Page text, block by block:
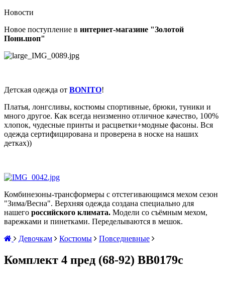
Новости
Новое поступление в интернет-магазине "Золотой
Пони.шоп"
Детская одежда от BONITO!
Платья, лонгсливы, костюмы спортивные, брюки, туники и
много другое. Как всегда неизменно отличное качество, 100%
хлопок, чудесные принты и расцветки+модные фасоны. Вся
одежда сертифицирована и проверена в носке на наших
детках))
Комбинезоны-трансформеры с отстегивающимся мехом сезон
"Зима/Весна". Верхняя одежда создана специально для
нашего российского климата. Модели со съёмным мехом,
варежками и пинетками. Переделываются в мешок.
Девочкам
Костюмы Повседневные
Комплект 4 пред (68-92) BB0179с